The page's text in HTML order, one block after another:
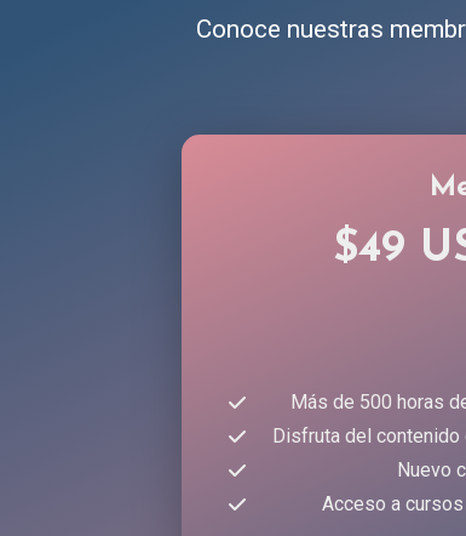
Conoce nuestras
$49
Más de 500 horas
Disfruta del
Nuevo
Acceso a